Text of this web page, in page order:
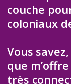
couche
coloniaux
Vous
que
très